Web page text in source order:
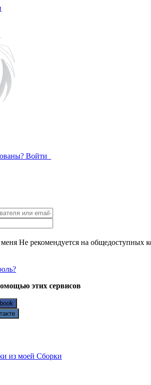
Войти
Не рекомендуется на общедоступных
этих сервисов
из моей Сборки